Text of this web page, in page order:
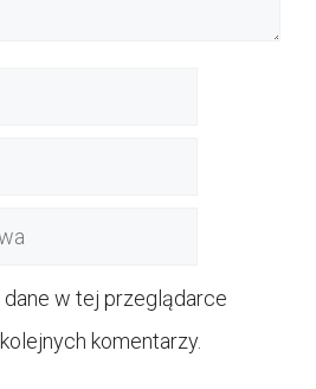
w tej przeglądarce
komentarzy.